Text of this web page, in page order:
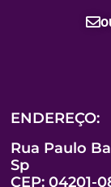
ENDEREÇO:
Rua Paulo
Sp
CEP: 04201-